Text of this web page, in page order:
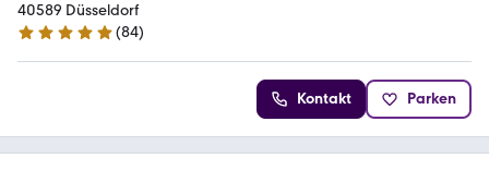
40589 Düsseldorf
5 Sterne
(84)
Kontakt Parken